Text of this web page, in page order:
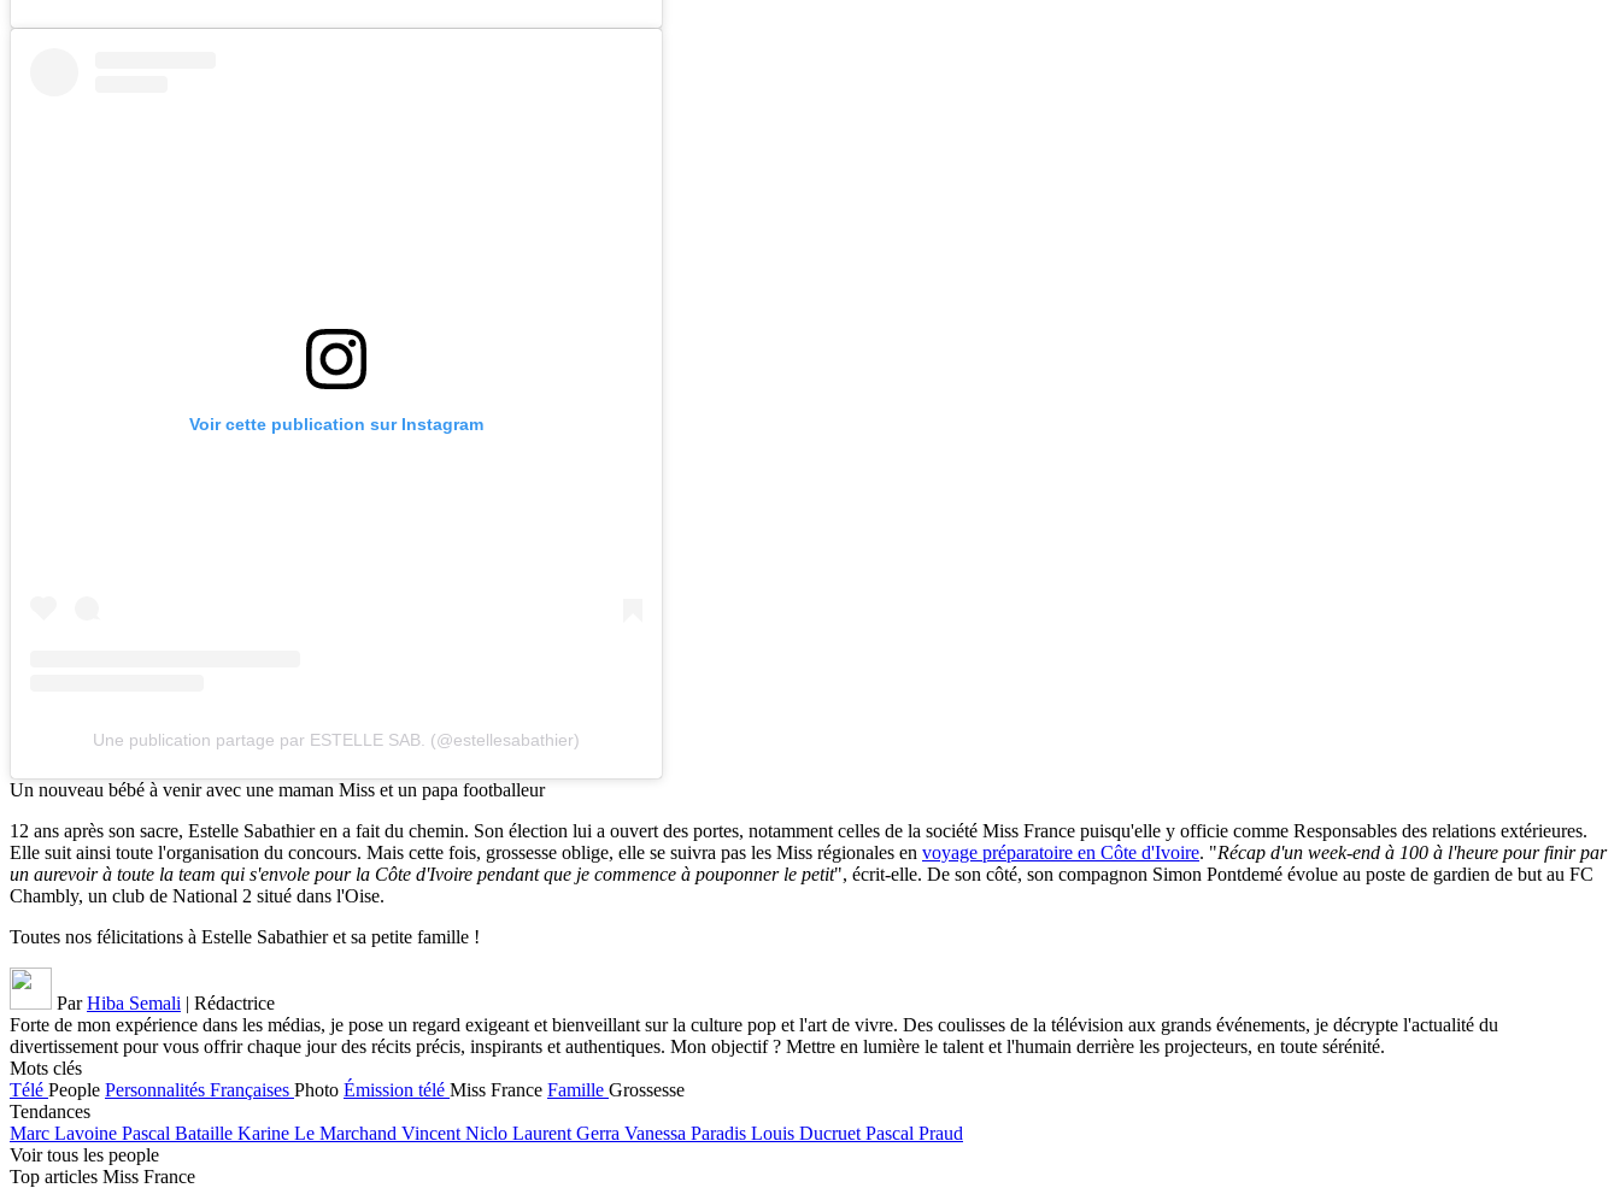
Voir cette publication sur Instagram
Une publication partage par ESTELLE SAB. (@estellesabathier)
Un nouveau bébé à venir avec une maman Miss et un papa footballeur
12 ans après son sacre, Estelle Sabathier en a fait du chemin. Son élection lui a ouvert des portes, notamment celles de la société Miss France puisqu'elle y officie comme Responsables des relations extérieures.
Elle suit ainsi toute l'organisation du concours. Mais cette fois, grossesse oblige, elle se suivra pas les Miss régionales en voyage préparatoire en Côte d'Ivoire. "Récap d'un week-end à 100 à l'heure pour finir par
un aurevoir à toute la team qui s'envole pour la Côte d'Ivoire pendant que je commence à pouponner le petit", écrit-elle. De son côté, son compagnon Simon Pontdemé évolue au poste de gardien de but au FC
Chambly, un club de National 2 situé dans l'Oise.
Toutes nos félicitations à Estelle Sabathier et sa petite famille !
ParHiba Semali | Rédactrice
Forte de mon expérience dans les médias, je pose un regard exigeant et bienveillant sur la culture pop et l'art de vivre. Des coulisses de la télévision aux grands événements, je décrypte l'actualité du
divertissement pour vous offrir chaque jour des récits précis, inspirants et authentiques. Mon objectif ? Mettre en lumière le talent et l'humain derrière les projecteurs, en toute sérénité.
Mots clés
Télé People Personnalités Françaises Photo Émission télé Miss France Famille Grossesse
Tendances
Marc Lavoine Pascal Bataille Karine Le Marchand Vincent Niclo Laurent Gerra Vanessa Paradis Louis Ducruet Pascal Praud
Voir tous les people
Top articles Miss France